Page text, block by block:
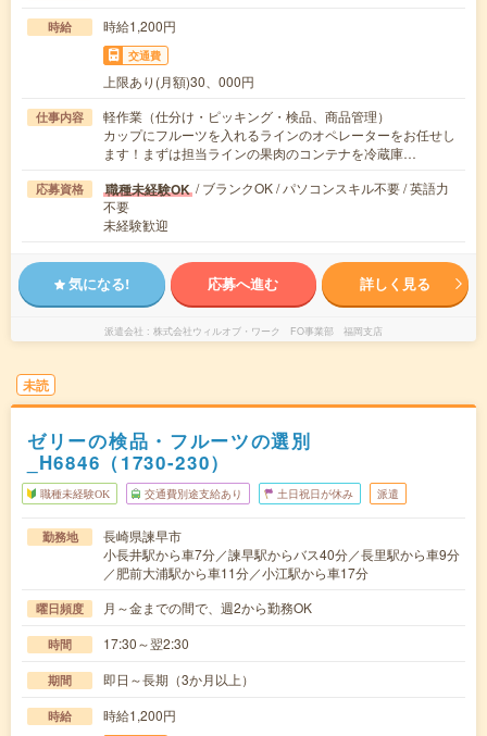
時給 時給1,200円
交通費
上限あり(月額)30、000円
仕事内容
軽作業（仕分け・ピッキング・検品、商品管理）
カップにフルーツを入れるラインのオペレーターをお任せし
ます！まずは担当ラインの果肉のコンテナを冷蔵庫…
応募資格 職種未経験OK / ブランクOK / パソコンスキル不要 / 英語力
不要
未経験歓迎
気になる! 応募へ進む 詳しく見る
派遣会社 株式会社ウィルオブ・ワーク FO事業部 福岡支店
未読
ゼリーの検品・フルーツの選別
_H6846（1730-230）
職種未経験OK 交通費別途支給あり 土日祝日が休み 派遣
勤務地
長崎県諫早市
小長井駅から車7分／諫早駅からバス40分／長里駅から車9分
／肥前大浦駅から車11分／小江駅から車17分
曜日頻度 月～金までの間で、週2から勤務OK
時間 17:30～翌2:30
期間 即日～長期（3か月以上）
時給 時給1,200円